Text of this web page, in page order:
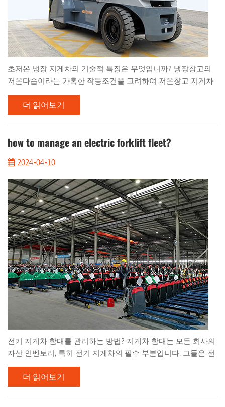
초저온 냉장 지게차의 기술적 특징은 무엇입니까? 냉장창고의
저온다습이라는 가혹한 작동조건을 고려하여 저온창고 지게차
는 기술적 특성을 충족하는 것을 목표로 하고 지게차의 정상적
인 작동을 보장하기 위한 대책을 강구해야 합니다. 구체적인 대
책은 다음과 같습니다. 1. 전기부품의 신뢰성 전기부품에 대해
취해지는 주요 대책은 부동액, 방청입니다. 스위치는 가능한 한
비접촉 스위치로 해야 합니다. 케이블은 경화 및 열화를 방지하
같은 주요 구성품의 건조한 환경을 유지하려면 내부 가열 요소
를 사용해야 합니다. 방수 커넥터 및 전기 커넥터 단자는 고무 커
버 및 전문 방수 회로 배선과 일치하여 동결 및 결로로 인한 전
기적 고장을 효과적으로 처리합니다. 2. 결로...
더 읽어보기
how to manage an electric forklift fleet?
2024-04-10
전기 지게차 함대를 관리하는 방법? 지게차 함대는 모든 회사의
자산 인벤토리, 특히 전기 지게차의 필수 부분입니다. 그들은 전
통적인 연료 전원 지게차보다 더 효율적이고 환경 친화적 인 납
산 배터리 또는 리튬 배터리를 사용합니다. 관리의 경우 이러한
귀중한 자산이 안전하게 운영되고 배터리가 완전히 충전되며 모
든 장비가 올바르게 유지되는 것이 일상적인 운영에서 최우선
더 읽어보기